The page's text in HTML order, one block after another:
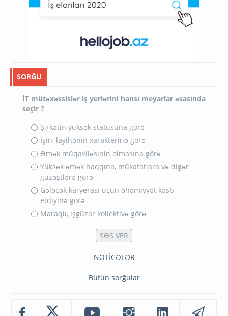
SORĞU
İT mütəxəssislər iş yerlərini hansı meyarlar əsasında
seçir ?
Şirkətin yüksək statusuna görə
İşin, layihənin xarakterinə görə
Əmək müqaviləsinin olmasına görə
Yüksək əmək haqqına, mükafatlara və digər
güzəştlərə görə
Gələcək karyerası üçün əhəmiyyət kəsb
etdiyinə görə
Maraqlı, işgüzar kollektivə görə
NƏTİCƏLƏR
Bütün sorğular